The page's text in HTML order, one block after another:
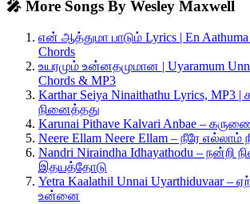
🎤 More Songs By Wesley Maxwell
என் ஆத்துமா பாடும் Lyrics | En Aathuma
Chords
உயரமும் உன்னதமுமான | Uyaramum
Chords & MP3
Karthar Seiya Ninaithathu Lyrics, MP3
நினைத்தது
Karunai Pithave Kalvari Anbae –
Neere Ellam Neere Ellam – நீரே எல்லாம்
Nandri Niraindha Idhayathodu – நன்றி
இதயத்தோடு
Yetra Kaalathil Unnai Uyarthiduvaar –
உன்னை